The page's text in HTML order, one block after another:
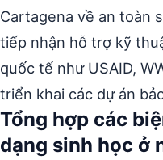
Cartagena về an toàn
tiếp nhận hỗ trợ kỹ
quốc tế như USAID,
triển khai các dự án
Tổng hợp các
dạng sinh học ở